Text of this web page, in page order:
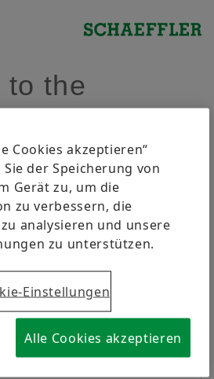
to the
Group.
your selection.
about our
press, investor
innovations and
Cookies akzeptieren“
der Speicherung von
Gerät zu, um die
zu verbessern, die
analysieren und unsere
zu unterstützen.
Einstellungen
Alle Cookies akzeptieren